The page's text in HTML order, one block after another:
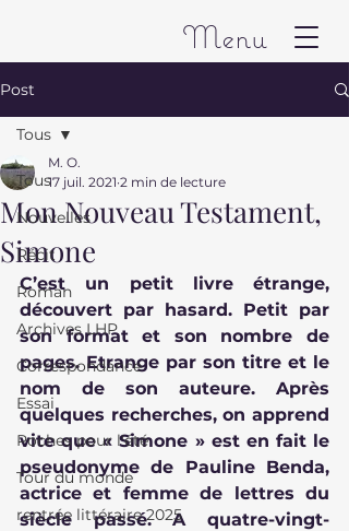
Menu
Post
Tous
Nouvelles
Récit
Roman
Archives LHP
Correspondance
Essai
Poches pour l'été
Tour du monde
rentrée littéraire 2025
Tous
Mon Nouveau Testament,
Simone
M. O.
17 juil. 2021 2 min de lecture
C’est un petit livre étrange,
découvert par hasard. Petit par
son format et son nombre de
pages. Etrange par son titre et le
nom de son auteure. Après
quelques recherches, on apprend
vite que « Simone » est en fait le
pseudonyme de Pauline Benda,
actrice et femme de lettres du
siècle passé. A quatre-vingt-